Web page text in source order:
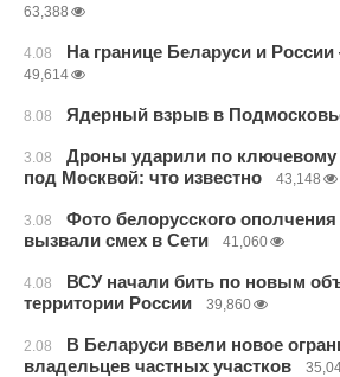
63,388
4.08 На границе Беларуси и
49,614
8.08 Ядерный взрыв в
3.08
Дроны ударили по ключевому
под Москвой: что известно
43,148
3.08
Фото белорусского
вызвали смех в Сети
41,060
4.08
ВСУ начали бить по новым
территории России
39,860
2.08
В Беларуси ввели новое
владельцев частных участков